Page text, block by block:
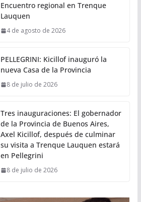
Encuentro regional en Trenque
Lauquen
4 de agosto de 2026
PELLEGRINI: Kicillof inauguró la
nueva Casa de la Provincia
8 de julio de 2026
Tres inauguraciones: El gobernador
de la Provincia de Buenos Aires,
Axel Kicillof, después de culminar
su visita a Trenque Lauquen estará
en Pellegrini
8 de julio de 2026